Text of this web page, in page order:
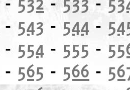
- 543 - 544 -
- 554 - 555 -
- 565 - 566 -